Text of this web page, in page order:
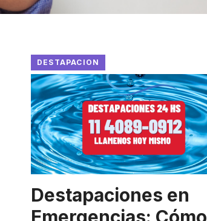
DESTAPACION
Destapaciones en
Emergencias: Cómo